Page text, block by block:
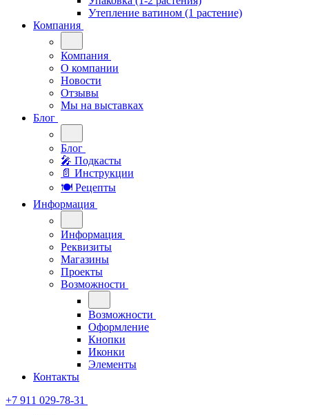
Утепление ватином (1 растение)
Компания
Компания
О компании
Новости
Отзывы
Мы на выставках
Блог
Блог
🎤︎︎ Подкасты
📄 Инструкции
🍽 Рецепты
Информация
Информация
Реквизиты
Магазины
Проекты
Возможности
Возможности
Оформление
Кнопки
Иконки
Элементы
Контакты
+7 911 029-78-31